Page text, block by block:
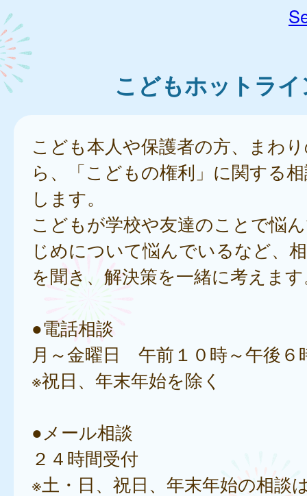
こどもホットラ
こども本人や保護者の方、まわ
ら、「こどもの権利」に関する
します。
こどもが学校や友達のことで悩
じめについて悩んでいるなど、
を聞き、解決策を一緒に考えま
●電話相談
月～金曜日 午前１０時～午後６
※祝日、年末年始を除く
●メール相談
２４時間受付
※土・日、祝日、年末年始の相談